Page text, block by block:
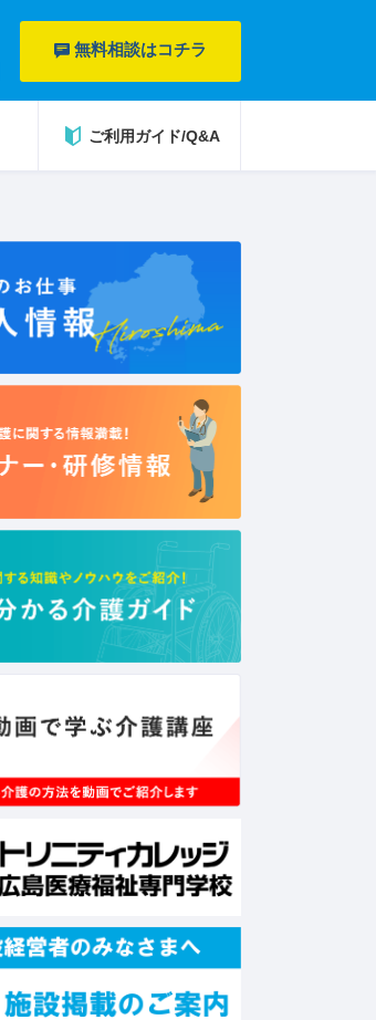
無料相談はコチラ
ご利用ガイド/Q&A